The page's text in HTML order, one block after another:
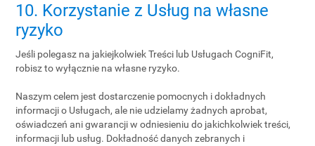
10. Korzystanie z Usług na własne
ryzyko
Jeśli polegasz na jakiejkolwiek Treści lub Usługach CogniFit,
robisz to wyłącznie na własne ryzyko.
Naszym celem jest dostarczenie pomocnych i dokładnych
informacji o Usługach, ale nie udzielamy żadnych aprobat,
oświadczeń ani gwarancji w odniesieniu do jakichkolwiek treści,
informacji lub usług. Dokładność danych zebranych i